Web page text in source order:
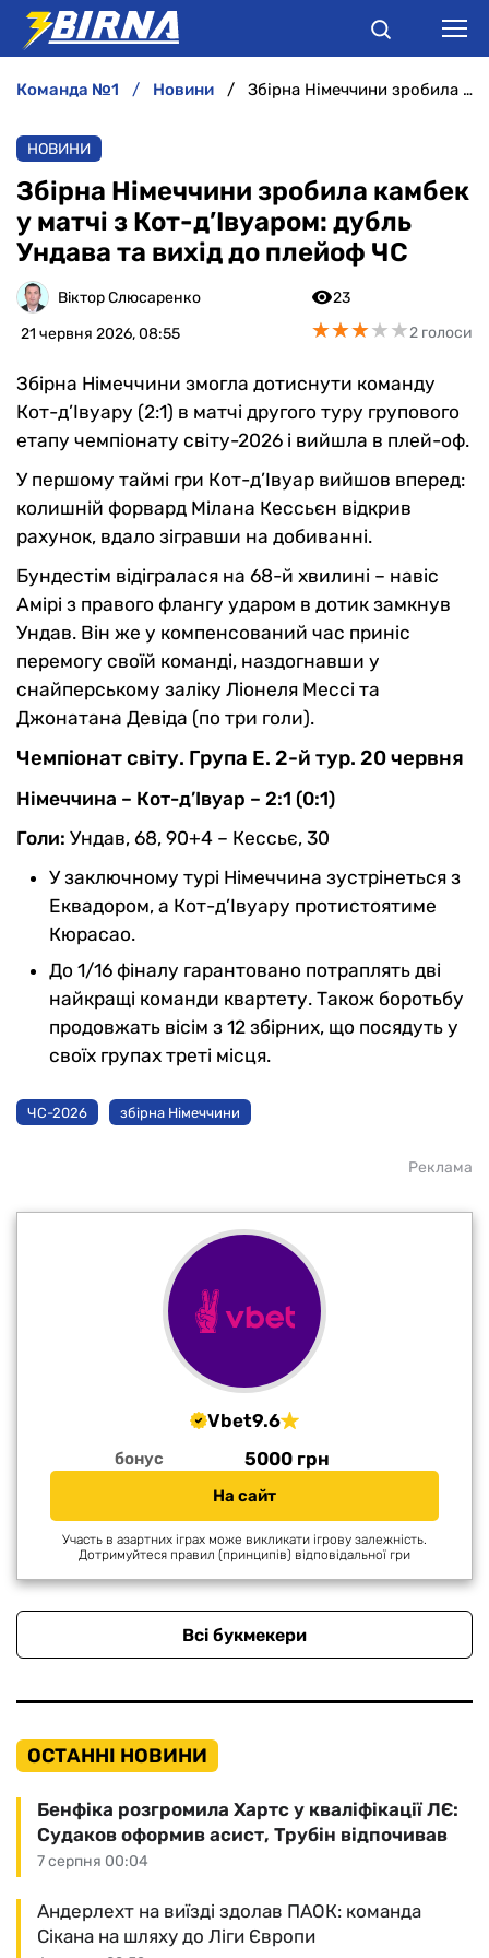
АНАЛІТИКА
ІНТЕРВ'Ю
РІЗНЕ
БУКМЕКЕРИ
команда №1 новини Збірна Німеччини зробила камбек у матчі з Кот-д’Івуаром: дубль Ундава та вихід до плейоф ЧС
НОВИНИ
Збірна Німеччини зробила камбек
у матчі з Кот-д’Івуаром: дубль
Ундава та вихід до плейоф ЧС
Віктор Слюсаренко
21 червня 2026, 08:55
23
★★★★★
★★★★★2 голоси
Збірна Німеччини змогла дотиснути команду
Кот-д’Івуару (2:1) в матчі другого туру групового
етапу чемпіонату світу-2026 і вийшла в плей-оф.
У першому таймі гри Кот-д’Івуар вийшов вперед:
колишній форвард Мілана Кессьєн відкрив
рахунок, вдало зігравши на добиванні.
Бундестім відігралася на 68-й хвилині – навіс
Амірі з правого флангу ударом в дотик замкнув
Ундав. Він же у компенсований час приніс
перемогу своїй команді, наздогнавши у
снайперському заліку Ліонеля Мессі та
Джонатана Девіда (по три голи).
Чемпіонат світу. Група Е. 2-й тур. 20 червня
Німеччина – Кот-д’Івуар – 2:1 (0:1)
Голи: Ундав, 68, 90+4 – Кессьє, 30
У заключному турі Німеччина зустрінеться з
Еквадором, а Кот-д’Івуару протистоятиме
Кюрасао.
До 1/16 фіналу гарантовано потраплять дві
найкращі команди квартету. Також боротьбу
продовжать вісім з 12 збірних, що посядуть у
своїх групах треті місця.
ЧС-2026 збірна Німеччини
Реклама
Vbet9.6
бонус 5000 грн
На сайт
Участь в азартних іграх може викликати ігрову залежність.
Дотримуйтеся правил (принципів) відповідальної гри
Всі букмекери
ОСТАННІ НОВИНИ
7 серпня 00:04
Бенфіка розгромила Хартс у кваліфікації ЛЄ:
Судаков оформив асист, Трубін відпочивав
Андерлехт на виїзді здолав ПАОК: команда
Сікана на шляху до Ліги Європи